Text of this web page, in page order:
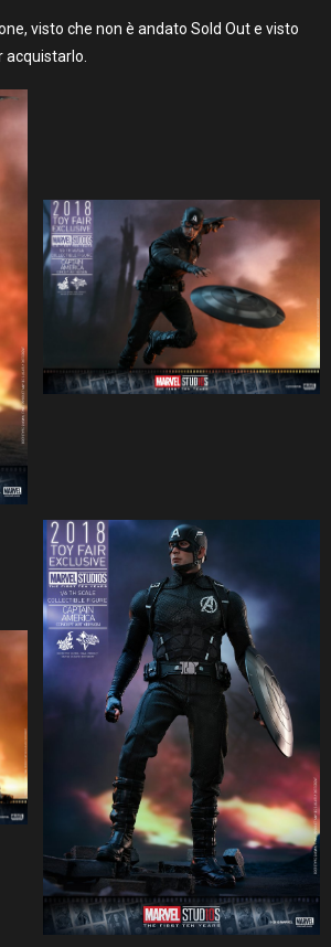
visto che non è andato Sold Out e visto
acquistarlo.